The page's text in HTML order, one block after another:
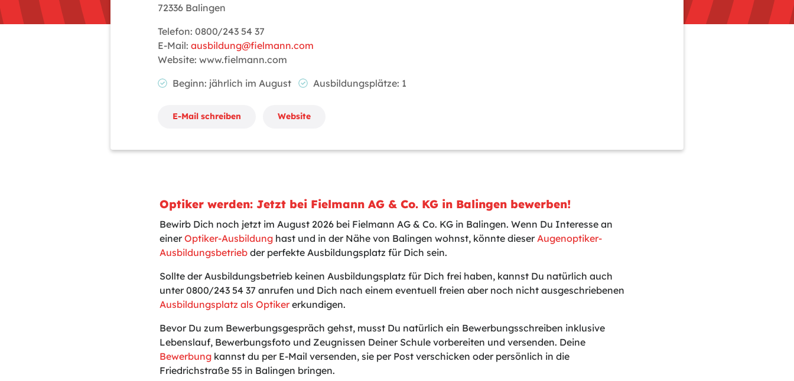
72336 Balingen
Telefon: 0800/243 54 37
E-Mail: ausbildung@fielmann.com
Website: www.fielmann.com
Beginn: jährlich im August
Ausbildungsplätze: 1
E-Mail schreiben Website
Optiker werden: Jetzt bei Fielmann AG & Co. KG in Balingen bewerben!
Bewirb Dich noch jetzt im August 2026 bei Fielmann AG & Co. KG in Balingen. Wenn Du Interesse an
einerOptiker-Ausbildung hast und in der Nähe von Balingen wohnst, könnte dieserAugenoptiker-
Ausbildungsbetrieb der perfekte Ausbildungsplatz für Dich sein.
Sollte der Ausbildungsbetrieb keinen Ausbildungsplatz für Dich frei haben, kannst Du natürlich auch
unter 0800/243 54 37 anrufen und Dich nach einem eventuell freien aber noch nicht ausgeschriebenen
Ausbildungsplatz als Optiker erkundigen.
Bevor Du zum Bewerbungsgespräch gehst, musst Du natürlich ein Bewerbungsschreiben inklusive
Lebenslauf, Bewerbungsfoto und Zeugnissen Deiner Schule vorbereiten und versenden. Deine
Bewerbung kannst du per E-Mail versenden, sie per Post verschicken oder persönlich in die
Friedrichstraße 55 in Balingen bringen.